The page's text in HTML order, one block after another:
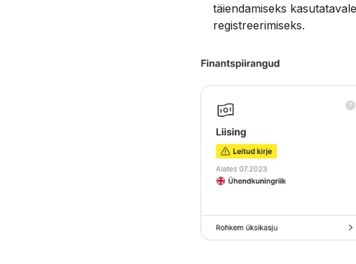
täiendamiseks
registreerimiseks.